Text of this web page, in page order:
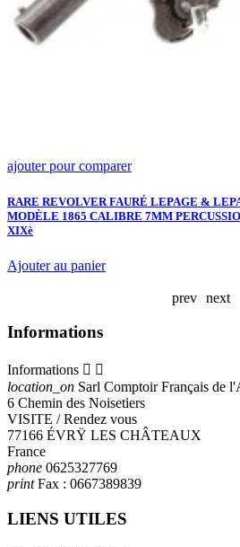
ajouter pour comparer
RARE REVOLVER FAURÉ LEPAGE &
MODÈLE 1865 CALIBRE 7MM
XIXè
Ajouter au panier
prev next
Informations
Informations  
location_on Sarl Comptoir Français de
6 Chemin des Noisetiers
VISITE / Rendez vous
77166 ÉVRŸ LES CHÂTEAUX
France
phone 0625327769
printFax : 0667389839
LIENS UTILES